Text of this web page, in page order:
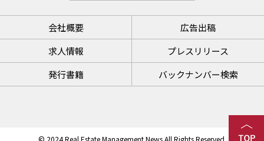
会社概要
広告出稿
求人情報
プレスリリース
発行書籍
バックナンバー検索